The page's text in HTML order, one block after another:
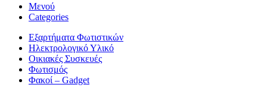
Μενού
Categories
Εξαρτήματα Φωτιστικών
Ηλεκτρολογικό Υλικό
Οικιακές Συσκευές
Φωτισμός
Φακοί – Gadget